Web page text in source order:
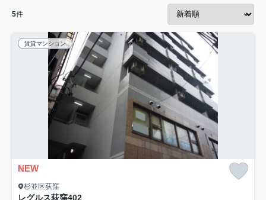
5件
賃貸マンション
NEW
杉並区荻窪
レグルス荻窪402